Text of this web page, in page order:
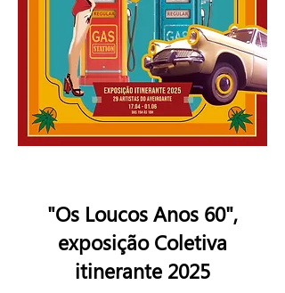
"Os Loucos Anos 60",
exposição Coletiva
itinerante 2025